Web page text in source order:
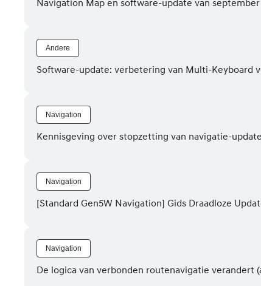
Navigation Map en software-update van september
Andere
Software-update: verbetering van Multi-Keyboard
Navigation
Kennisgeving over stopzetting van navigatie-
Navigation
[Standard Gen5W Navigation] Gids Draadloze
Navigation
De logica van verbonden routenavigatie verandert